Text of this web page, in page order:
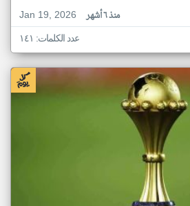
Jan 19, 2026
منذ ٦ أشهر
عدد الكلمات: ١٤١